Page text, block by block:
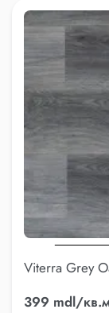
Viterra Grey
399 mdl/